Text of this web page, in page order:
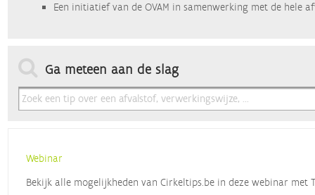
Een initiatief van de OVAM in samenwerking met de hele
Ga meteen aan de slag
Webinar
Bekijk alle mogelijkheden van Cirkeltips.be in deze webinar met